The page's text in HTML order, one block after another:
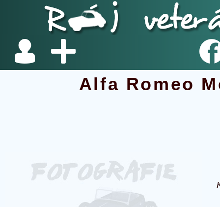
Alfa Romeo